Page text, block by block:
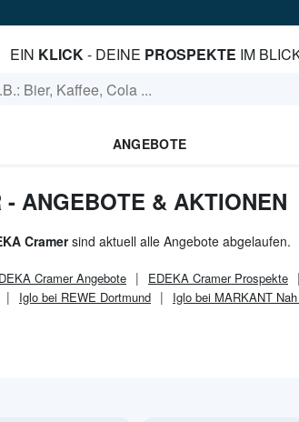
EIN KLICK- DEINE PROSPEKTE IM
ANGEBOTE
ANGEBOTE & AKTIONEN
Cramersind aktuell alle Angebote abgelaufen.
CramerAngebote EDEKA CramerProspekte
Iglo bei REWE Dortmund Iglo bei MARKANT